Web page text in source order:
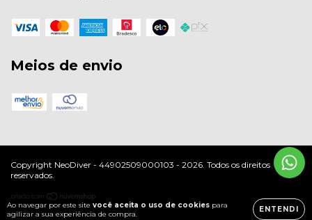
Ao navegar por este site você aceita o uso de cookies para
agilizar a sua experiência de compra.
ENTENDI
Meios de envio
Copyright NeoDiver - 44902509000103 - 2026. Todos os direitos
reservados.